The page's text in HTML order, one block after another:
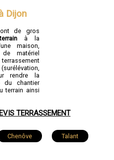
Dijon
de gros
à la
maison,
matériel
rendre la
du chantier
terrain ainsi
TERRASSEMENT
Chenôve Talant